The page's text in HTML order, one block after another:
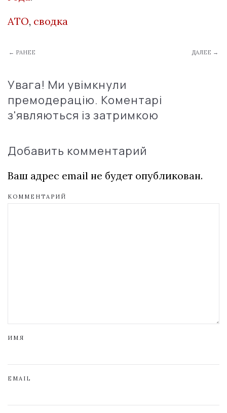
АТО, сводка
← РАНЕЕ ДАЛЕЕ →
Увага! Ми увімкнули
премодерацію. Коментарі
з'являються із затримкою
Добавить комментарий
Ваш адрес email не будет опубликован.
КОММЕНТАРИЙ
ИМЯ
EMAIL